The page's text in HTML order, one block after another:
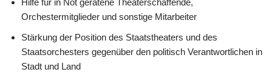
Hilfe für in Not geratene Theaterschaffende,
Orchestermitglieder und sonstige Mitarbeiter
Stärkung der Position des Staatstheaters und des
Staatsorchesters gegenüber den politisch Verantwortlichen in
Stadt und Land